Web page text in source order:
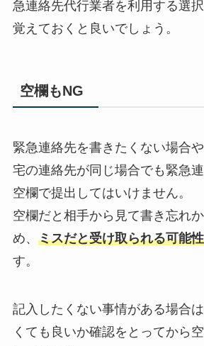
急連絡先代行業者を利用する選
覚えておくと良いでしょう。
空欄もNG
緊急連絡先を書きたくない場合
宅の連絡先が同じ場合でも緊急
空欄で提出してはいけません。
空欄だと相手から見て書き忘れ
め、 ミスだと受け取られる可能
す。
記入したくない事情がある場合
くても良いか確認をとってから